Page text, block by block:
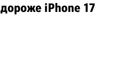
дороже iPhone 17